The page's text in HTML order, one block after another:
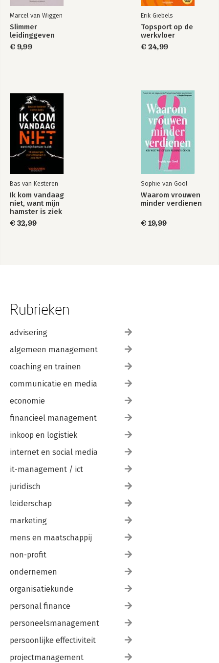
Teamontwikkeling 160
Key Behavior Indicatoren (kbi’s) 162
Ontwikkel-scorecard 167
Marcel van Wiggen
Slimmer
leidinggeven
€ 9,99
Erik Giebels
Topsport op de
werkvloer
€ 24,99
Bas van Kesteren
Ik kom vandaag
niet, want mijn
hamster is ziek
€ 32,99
Sophie van Gool
Waarom vrouwen
minder verdienen
€ 19,99
Rubrieken
advisering
algemeen management
coaching en trainen
communicatie en media
economie
financieel management
inkoop en logistiek
internet en social media
it-management / ict
juridisch
leiderschap
marketing
mens en maatschappij
non-profit
ondernemen
organisatiekunde
personal finance
personeelsmanagement
persoonlijke effectiviteit
projectmanagement